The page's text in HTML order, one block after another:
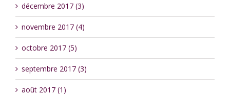
décembre 2017 (3)
novembre 2017 (4)
octobre 2017 (5)
septembre 2017 (3)
août 2017 (1)